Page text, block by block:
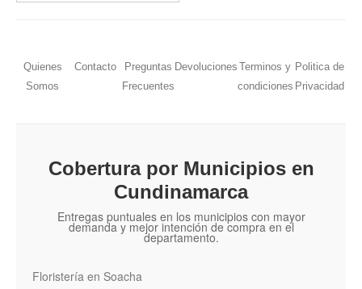
Quienes
Somos
Contacto
Preguntas
Frecuentes
Devoluciones Terminos y
condiciones
Politica de
Privacidad
Cobertura por Municipios en
Cundinamarca
Entregas puntuales en los municipios con mayor
demanda y mejor intención de compra en el
departamento.
Floristería en Soacha